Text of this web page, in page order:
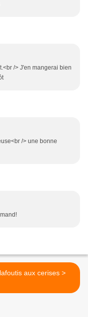
/> J'en mangerai bien
/> une bonne
Clafoutis aux cerises >